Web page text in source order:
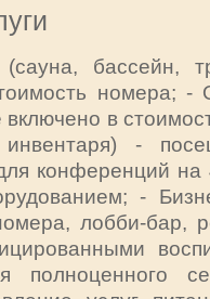
(сауна, бассейн,
номера; -
в
-
конференций на
-
лобби-бар,
полноценного